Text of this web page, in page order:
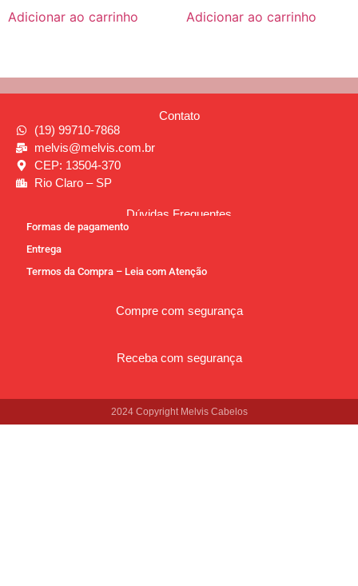
Adicionar ao carrinho Adicionar ao carrinho
Contato
(19) 99710-7868
melvis@melvis.com.br
CEP: 13504-370
Rio Claro – SP
Dúvidas Frequentes
Formas de pagamento
Entrega
Termos da Compra – Leia com Atenção
Compre com segurança
Receba com segurança
2024 Copyright Melvis Cabelos